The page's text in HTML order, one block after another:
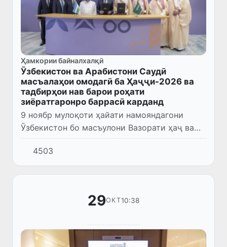
Ҳамкории байналхалқӣ
Ӯзбекистон ва Арабистони Саудӣ
масъалаҳои омодагӣ ба Ҳаҷҷи-2026 ва
тадбирҳои нав барои роҳати
зиёратгаронро баррасӣ карданд
9 ноябр мулоқоти ҳайати намояндагони
Ӯзбекистон бо масъулони Вазорати ҳаҷ ва
умраи Подшоҳии Арабистони Саудӣ
баргузор шуд, ки дар он масъалаҳои
ташкиливу омӯзишии мавсими Ҳаҷҷи сол...
4503
29ОКТ10:38